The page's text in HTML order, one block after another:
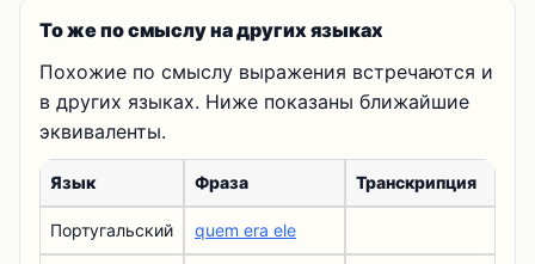
То же по смыслу на других языках
Похожие по смыслу выражения встречаются и
в других языках. Ниже показаны ближайшие
эквиваленты.
Язык Фраза Транскрипция
Португальский quem era ele